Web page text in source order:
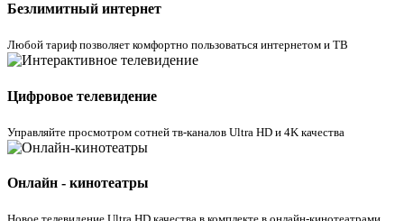
Безлимитный интернет
Любой тариф позволяет комфортно пользоваться интернетом и ТВ
Цифровое телевидение
Управляйте просмотром cотней тв-каналов Ultra HD и 4K качества
Онлайн - кинотеатры